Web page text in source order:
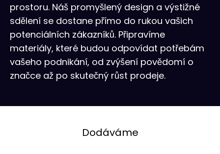
prostoru. Náš promyšlený design a výstižné
sdělení se dostane přímo do rukou vašich
potenciálních zákazníků. Připravíme
materiály, které budou odpovídat potřebám
vašeho podnikání, od zvýšení povědomí o
značce až po skutečný růst prodeje.
Dodáváme